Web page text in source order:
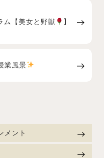
ム【美女と野獣 】
業風景
メント